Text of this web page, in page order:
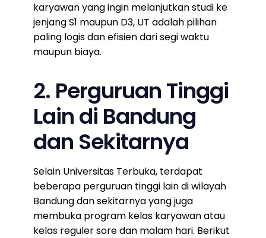
karyawan yang ingin melanjutkan studi ke
jenjang S1 maupun D3, UT adalah pilihan
paling logis dan efisien dari segi waktu
maupun biaya.
2. Perguruan Tinggi
Lain di Bandung
dan Sekitarnya
Selain Universitas Terbuka, terdapat
beberapa perguruan tinggi lain di wilayah
Bandung dan sekitarnya yang juga
membuka program kelas karyawan atau
kelas reguler sore dan malam hari. Berikut